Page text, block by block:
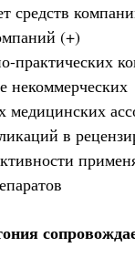
средств
(+)
практических
некоммерческих
медицинских
в